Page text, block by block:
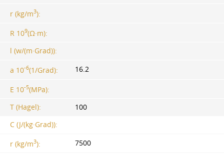
r (kg/m3):
R 109(Ω·m):
l (w/(m·Grad)):
a 10-6(1/Grad): 16.2
E 10-5(MPa):
T (Hagel):
100
C (J/(kg·Grad)):
r (kg/m3): 7500